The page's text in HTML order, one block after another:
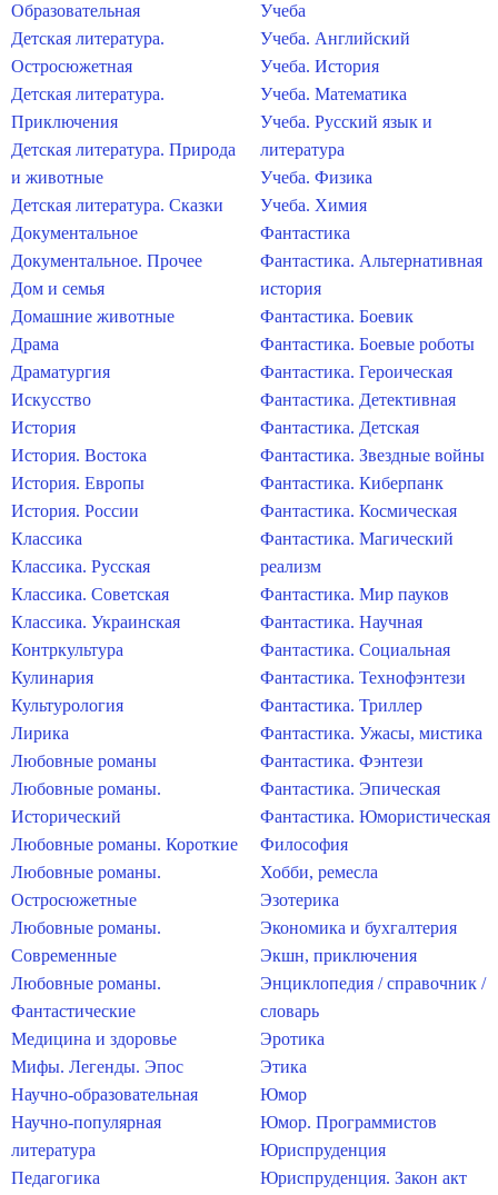
Образовательная
Детская литература.
Остросюжетная
Детская литература.
Приключения
Детская литература. Природа
и животные
Детская литература. Сказки
Документальное
Документальное. Прочее
Дом и семья
Домашние животные
Драма
Драматургия
Искусство
История
История. Востока
История. Европы
История. России
Классика
Классика. Русская
Классика. Советская
Классика. Украинская
Контркультура
Кулинария
Культурология
Лирика
Любовные романы
Любовные романы.
Исторический
Любовные романы. Короткие
Любовные романы.
Остросюжетные
Любовные романы.
Современные
Любовные романы.
Фантастические
Медицина и здоровье
Мифы. Легенды. Эпос
Научно-образовательная
Научно-популярная
литература
Педагогика
Учеба
Учеба. Английский
Учеба. История
Учеба. Математика
Учеба. Русский язык и
литература
Учеба. Физика
Учеба. Химия
Фантастика
Фантастика. Альтернативная
история
Фантастика. Боевик
Фантастика. Боевые роботы
Фантастика. Героическая
Фантастика. Детективная
Фантастика. Детская
Фантастика. Звездные войны
Фантастика. Киберпанк
Фантастика. Космическая
Фантастика. Магический
реализм
Фантастика. Мир пауков
Фантастика. Научная
Фантастика. Социальная
Фантастика. Технофэнтези
Фантастика. Триллер
Фантастика. Ужасы, мистика
Фантастика. Фэнтези
Фантастика. Эпическая
Фантастика. Юмористическая
Философия
Хобби, ремесла
Эзотерика
Экономика и бухгалтерия
Экшн, приключения
Энциклопедия / справочник /
словарь
Эротика
Этика
Юмор
Юмор. Программистов
Юриспруденция
Юриспруденция. Закон акт